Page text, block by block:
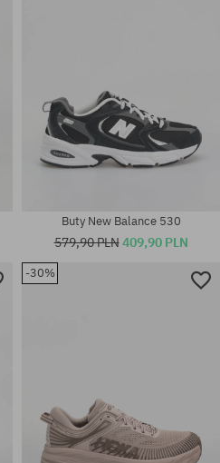
Dostępne rozmiary:
Buty New Balance 530
579,90 PLN409,90 PLN
-30%